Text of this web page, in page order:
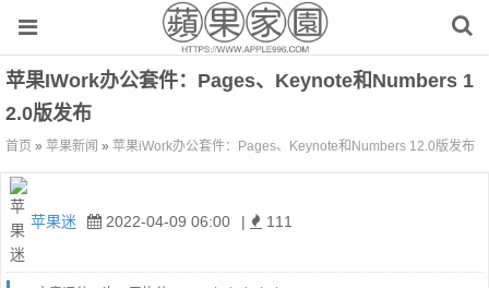
苹果iWork办公套件：Pages、Keynote和Numbers 1
2.0版发布
首页 » 苹果新闻 » 苹果iWork办公套件：Pages、Keynote和Numbers 12.0版发布
苹果迷 2022-04-09 06:00 | 111